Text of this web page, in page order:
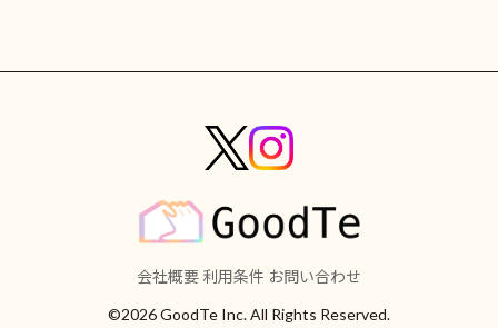
会社概要 利用条件 お問い合わせ
©2026 GoodTe Inc. All Rights Reserved.